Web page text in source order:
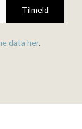
Tilmeld
data her.